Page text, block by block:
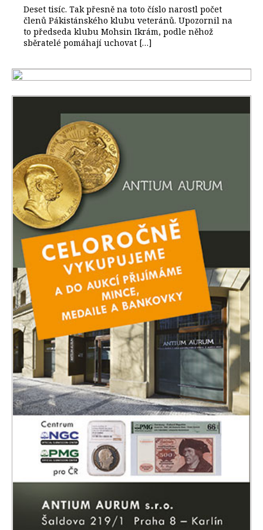
Deset tisíc. Tak přesně na toto číslo narostl počet
členů Pákistánského klubu veteránů. Upozornil na
to předseda klubu Mohsin Ikrám, podle něhož
sběratelé pomáhají uchovat […]